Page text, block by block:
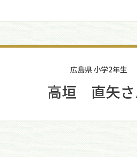
広島県 小学2年生
高垣 直矢